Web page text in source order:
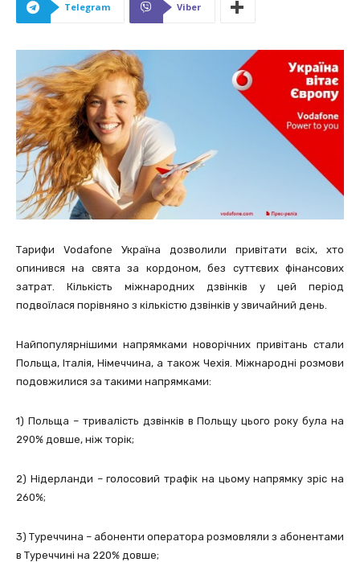
Telegram Viber
Тарифи Vodafone Україна дозволили привітати всіх, хто
опинився на свята за кордоном, без суттєвих фінансових
затрат. Кількість міжнародних дзвінків у цей період
подвоїлася порівняно з кількістю дзвінків у звичайний день.
Найпопулярнішими напрямками новорічних привітань стали
Польща, Італія, Німеччина, а також Чехія. Міжнародні розмови
подовжилися за такими напрямками:
1) Польща – тривалість дзвінків в Польщу цього року була на
290% довше, ніж торік;
2) Нідерланди – голосовий трафік на цьому напрямку зріс на
260%;
3) Туреччина – абоненти оператора розмовляли з абонентами
в Туреччині на 220% довше;